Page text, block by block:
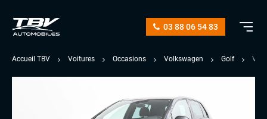
03 88 06 54 83
Accueil TBV Voitures Occasions Volkswagen Golf VII